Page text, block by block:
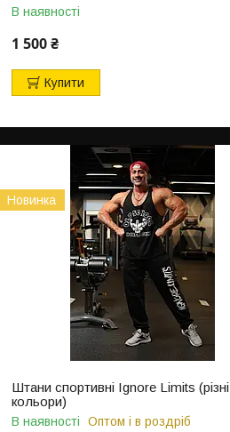
В наявності
1 500 ₴
Купити
Новинка
Штани спортивні Ignore Limits (різні
кольори)
В наявності Оптом і в роздріб